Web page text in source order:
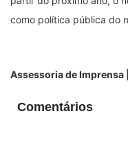
como política pública do
Assessoria de Imprensa
Comentários